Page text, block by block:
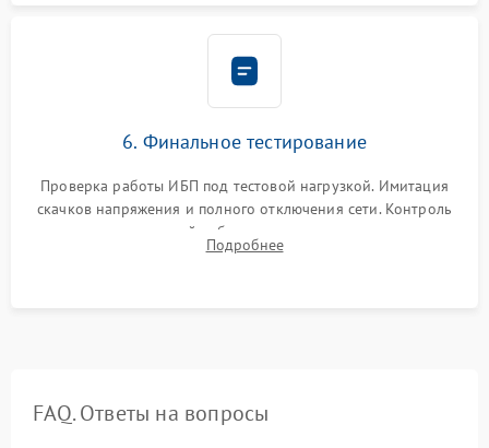
6. Финальное тестирование
Проверка работы ИБП под тестовой нагрузкой. Имитация
скачков напряжения и полного отключения сети. Контроль
времени автономной работы, температурного режима и
корректности формы выходного сигнала.
Подробнее
FAQ. Ответы на вопросы